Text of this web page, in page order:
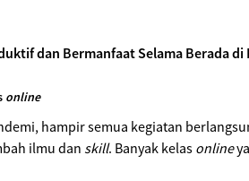
dan Bermanfaat Selama Berada di
online
hampir semua kegiatan
ilmu dan skill. Banyak kelas online